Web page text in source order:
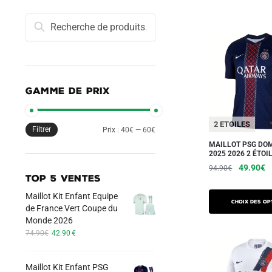
2 ETOILES
MAILLOT PSG
2025 2026 2
94.90€
Le
était :
49.90€Le
Choix des
Ce
produit
variations.
Recherche
pour :
Recherche
GAMME DE PRIX
Filtrer Prix :40€ —60€
TOP 5 VENTES
Maillot Kit Enfant Equipe
de France Vert Coupe du
Monde 2026
74.90€ Le
était :
42.90 €Le
est :
Maillot Kit Enfant PSG